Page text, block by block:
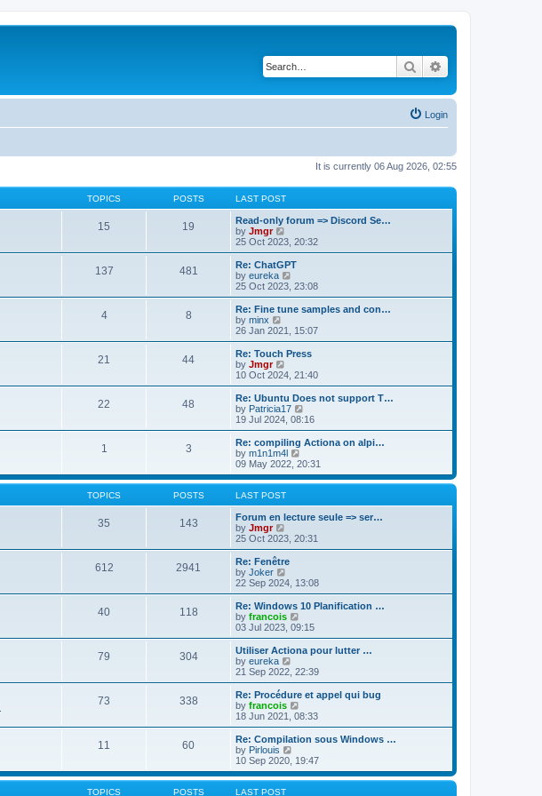
Search
Login
It is currently 06 Aug 2026, 02:55
TOPICS POSTS LAST POST
15 19
Read-only forum => Discord Se…
by Jmgr
i
e
w
t
h
e
a
t
e
t
o
s
t
25 Oct 2023, 20:32
137 481
Re: ChatGPT
by eureka
e
w
h
l
a
t
e
t
p
o
s
t
25 Oct 2023, 23:08
4 8
Re: Fine tune samples and con…
by minx
i
e
w
t
h
l
a
t
e
t
p
o
s
26 Jan 2021, 15:07
21 44
Re: Touch Press
by Jmgr
i
e
w
t
h
e
l
a
t
e
s
t
o
s
t
10 Oct 2024, 21:40
22 48
Re: Ubuntu Does not support T…
by Patricia17
i
e
w
h
l
t
e
t
t
19 Jul 2024, 08:16
1 3
Re: compiling Actiona on alpi…
by m1n1m4l
i
e
w
h
e
a
t
t
o
s
09 May 2022, 20:31
TOPICS POSTS LAST POST
35 143
Forum en lecture seule => ser…
by Jmgr
i
e
w
h
e
a
t
e
t
p
o
s
t
25 Oct 2023, 20:31
612 2941
Re: Fenêtre
by Joker
i
e
w
t
h
e
l
a
t
e
t
p
o
s
t
22 Sep 2024, 13:08
40 118
Re: Windows 10 Planification …
by francois
i
e
w
h
a
t
e
t
o
s
03 Jul 2023, 09:15
79 304
Utiliser Actiona pour lutter …
by eureka
e
w
t
h
a
e
s
21 Sep 2022, 22:39
73 338
Re: Procédure et appel qui bug
by francois
i
e
w
h
l
18 Jun 2021, 08:33
11 60
Re: Compilation sous Windows …
by Pirlouis
e
w
10 Sep 2020, 19:47
TOPICS POSTS LAST POST